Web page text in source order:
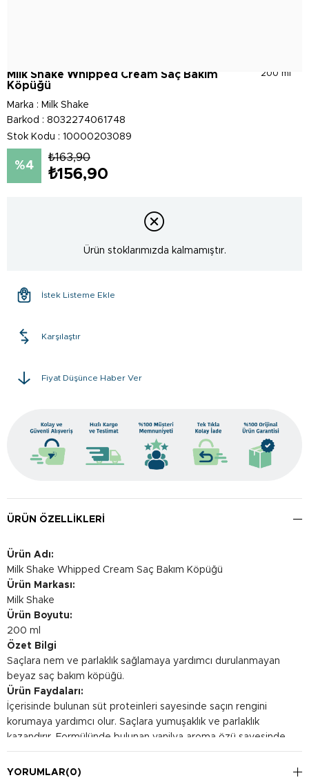
200 ml
Milk Shake Whipped Cream Saç Bakım
Köpüğü
Marka : Milk Shake
Barkod : 8032274061748
Stok Kodu
10000203089
4
₺163,90
₺156,90
Ürün stoklarımızda kalmamıştır.
İstek Listeme Ekle
Karşılaştır
Fiyat Düşünce Haber Ver
ÜRÜN ÖZELLIKLERI
Ürün Adı:
Milk Shake Whipped Cream Saç Bakım Köpüğü
Ürün Markası:
Milk Shake
Ürün Boyutu:
200 ml
Özet Bilgi
Saçlara nem ve parlaklık sağlamaya yardımcı durulanmayan
beyaz saç bakım köpüğü.
Ürün Faydaları:
İçerisinde bulunan süt proteinleri sayesinde saçın rengini
korumaya yardımcı olur. Saçlara yumuşaklık ve parlaklık
kazandırır. Formülünde bulunan vanilya aroma özü sayesinde
saçlara hoş bir koku sağlar.
Kullanım Şekli:
YORUMLAR(0)